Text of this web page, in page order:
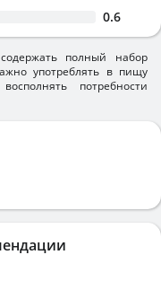
0.6
полный набор
употреблять в пищу
потребности